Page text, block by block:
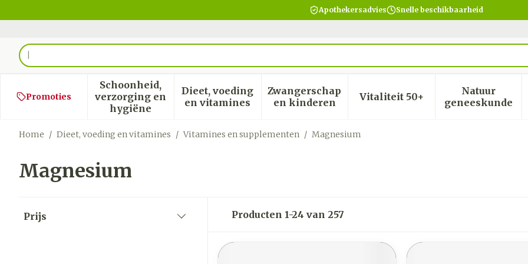
Apothekersadvies Snelle beschikbaarheid
Product, merk, categorie...
Promoties
Schoonheid,
verzorging en
hygiëne
Toon submenu voor Schoonheid, verzorging en hygiëne categorie
Dieet, voeding
en vitaminesToon submenu voor Dieet, voeding en vitamines categorie
Zwangerschap
en kinderenToon submenu voor Zwangerschap en
Vitaliteit 50+Toon submenu voor
Natuur
geneeskunde
Toon
Home / Dieet, voeding en vitamines / Vitamines en supplementen / Magnesium
Magnesium
Prijs
Producten 1-24 van 257